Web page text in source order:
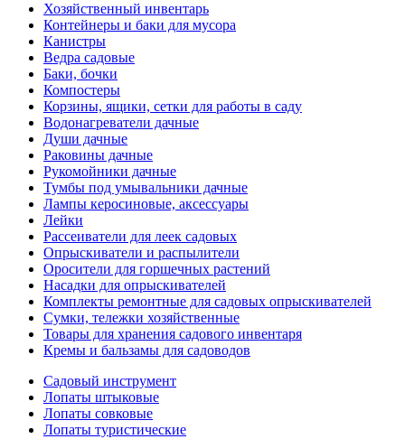
Хозяйственный инвентарь
Контейнеры и баки для мусора
Канистры
Ведра садовые
Баки, бочки
Компостеры
Корзины, ящики, сетки для работы в саду
Водонагреватели дачные
Души дачные
Раковины дачные
Рукомойники дачные
Тумбы под умывальники дачные
Лампы керосиновые, аксессуары
Лейки
Рассеиватели для леек садовых
Опрыскиватели и распылители
Оросители для горшечных растений
Насадки для опрыскивателей
Комплекты ремонтные для садовых опрыскивателей
Сумки, тележки хозяйственные
Товары для хранения садового инвентаря
Кремы и бальзамы для садоводов
Садовый инструмент
Лопаты штыковые
Лопаты совковые
Лопаты туристические